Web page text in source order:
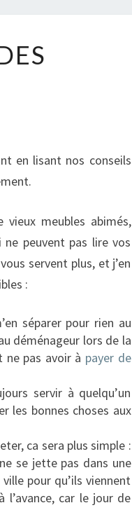
en lisant nos conseils
meubles abimés,
peuvent pas lire vos
servent plus, et j’en
:
séparer pour rien au
déménageur lors de la
ne pas avoir à payer de
servir à quelqu’un
les bonnes choses aux
ca sera plus simple :
se jette pas dans une
pour qu’ils viennent
l’avance, car le jour de